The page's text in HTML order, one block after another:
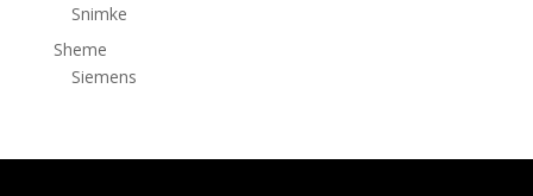
Snimke
Sheme
Siemens